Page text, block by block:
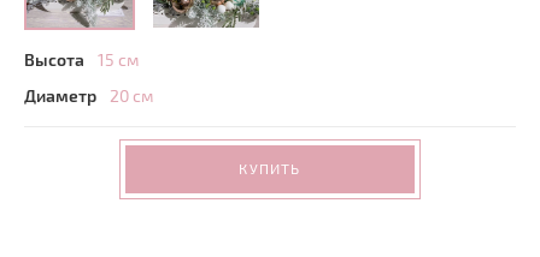
Высота
15 см
Диаметр
20 см
КУПИТЬ